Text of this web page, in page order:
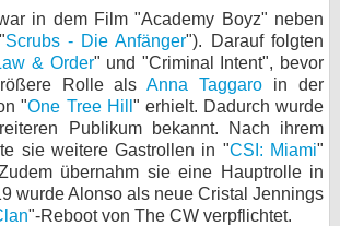
in dem Film "Academy Boyz" neben
Scrubs - Die Anfänger"). Darauf folgten
& Order" und "Criminal Intent", bevor
Rolle alsAnna Taggaro in der
"One Tree Hill " erhielt. Dadurch wurde
Publikum bekannt. Nach ihrem
sie weitere Gastrollen in "CSI: Miami"
übernahm sie eine Hauptrolle in
wurde Alonso als neue Cristal Jennings
"-Reboot von The CW verpflichtet.
bei X
bei Facebook
Kontakt
Nutzungsbedingungen